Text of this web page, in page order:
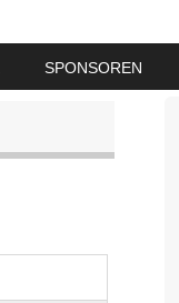
SPONSOREN